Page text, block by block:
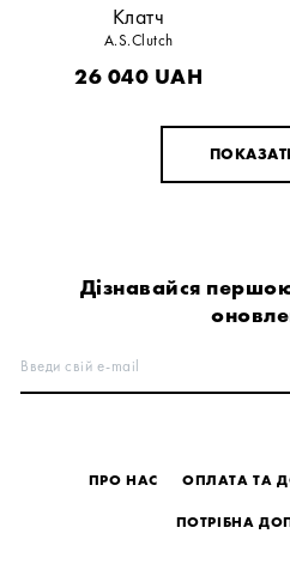
Клатч
A.S.Clutch
26 040 UAH
Дізнавайся
Введи свій e-mail
ПРО НАС ОПЛАТА ТА
ПОТРІБНА